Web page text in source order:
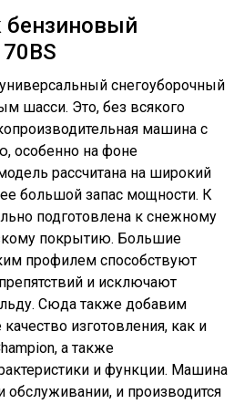
бензиновый
снегоуборочный
шасси. Это, без всякого
машина с
особенно на фоне
рассчитана на широкий
большой запас мощности. К
подготовлена к снежному
покрытию. Большие
профилем способствуют
и исключают
Сюда также добавим
изготовления, как и
а также
и функции. Машина
обслуживании, и производится